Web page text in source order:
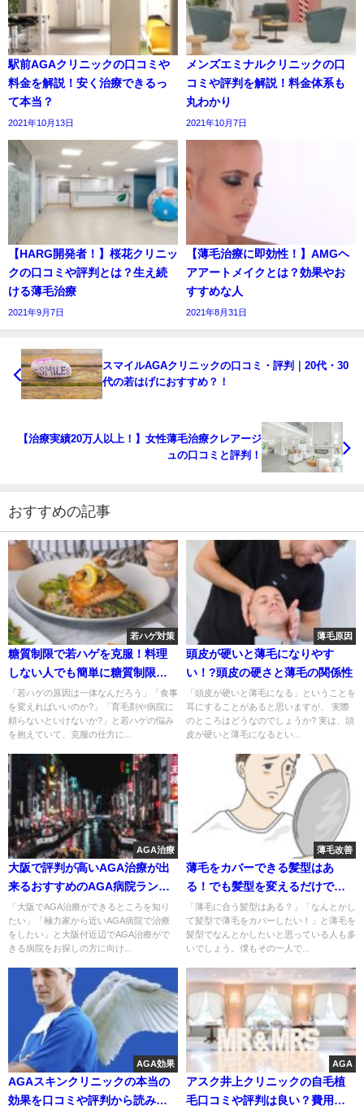
駅前AGAクリニックの口コミや
料金を解説！安く治療できるっ
て本当？
2021年10月13日
メンズエミナルクリニックの口
コミや評判を解説！料金体系も
丸わかり
2021年10月7日
【HARG開発者！】桜花クリニッ
クの口コミや評判とは？生え続
ける薄毛治療
2021年9月7日
【薄毛治療に即効性！】AMGヘ
アアートメイクとは？効果やお
すすめな人
2021年8月31日
スマイルAGAクリニックの口コミ・評判｜20代・30
代の若はげにおすすめ？！
【治療実績20万人以上！】女性薄毛治療クレアージ
ュの口コミと評判！
おすすめの記事
若ハゲ対策
糖質制限で若ハゲを克服！料理
しない人でも簡単に糖質制限食
が食べられる方法
「若ハゲの原因は一体なんだろう」「食事
を変えればいいのか?」「育毛剤や病院に
頼らないといけないか?」と若ハゲの悩み
を抱えていて、克服の仕方に...
薄毛原因
頭皮が硬いと薄毛になりやす
い！?頭皮の硬さと薄毛の関係性
「頭皮が硬いと薄毛になる」ということを
耳にすることがあると思いますが、 実際
のところはどうなのでしょうか? 実は、頭
皮が硬いと薄毛になるとい...
AGA治療
大阪で評判が高いAGA治療が出
来るおすすめのAGA病院ランキ
ングTOP3
「大阪でAGA治療ができるところを知り
たい」「極力家から近いAGA病院で治療
をしたい」と大阪付近辺でAGA治療がで
きる病院をお探しの方に向け...
薄毛改善
薄毛をカバーできる髪型はあ
る！でも髪型を変えるだけでは
ダメな理由
「薄毛に合う髪型はある？」「なんとかし
て髪型で薄毛をカバーしたい！」と薄毛を
髪型でなんとかしたいと思っている人も多
いでしょう。僕もその一人で...
AGA効果
AGAスキンクリニックの本当の
効果を口コミや評判から読み解
AGA
アスク井上クリニックの自毛植
毛口コミや評判は良い？費用も